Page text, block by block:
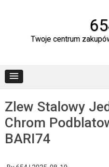
Twoje centrum
Zlew Stalowy
Chrom
BARI74